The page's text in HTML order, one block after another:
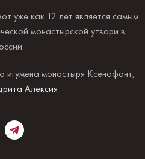
уже как 12 лет является самым
монастырской утвари в
игумена монастыря Ксенофонт,
Алексия